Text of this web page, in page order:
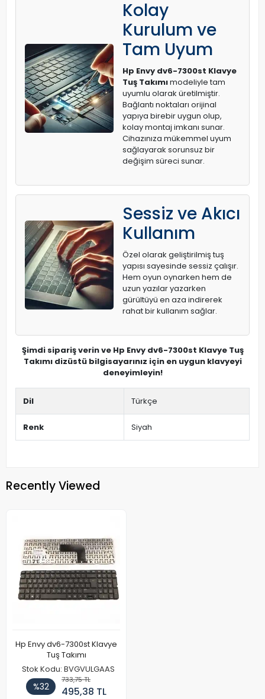
Kolay
Kurulum ve
Tam Uyum
Hp Envy dv6-7300st Klavye
Tuş Takımımodeliyle tam
uyumlu olarak üretilmiştir.
Bağlantı noktaları orijinal
yapıya birebir uygun olup,
kolay montaj imkanı sunar.
Cihazınıza mükemmel uyum
sağlayarak sorunsuz bir
değişim süreci sunar.
Sessiz ve Akıcı
Kullanım
Özel olarak geliştirilmiş tuş
yapısı sayesinde sessiz çalışır.
Hem oyun oynarken hem de
uzun yazılar yazarken
gürültüyü en aza indirerek
rahat bir kullanım sağlar.
Şimdi sipariş verin ve Hp Envy dv6-7300st Klavye Tuş
Takımı dizüstü bilgisayarınız için en uygun klavyeyi
deneyimleyin!
Dil Türkçe
Renk Siyah
Recently Viewed
Hp Envy dv6-7300st Klavye
Tuş Takımı
Stok Kodu: BVGVULGAAS
%32
733,75 TL
495,38 TL